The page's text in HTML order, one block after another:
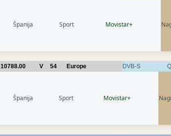
Španija Sport Movistar+
10788.00 V 54 Europe DVB-S
Španija Sport Movistar+